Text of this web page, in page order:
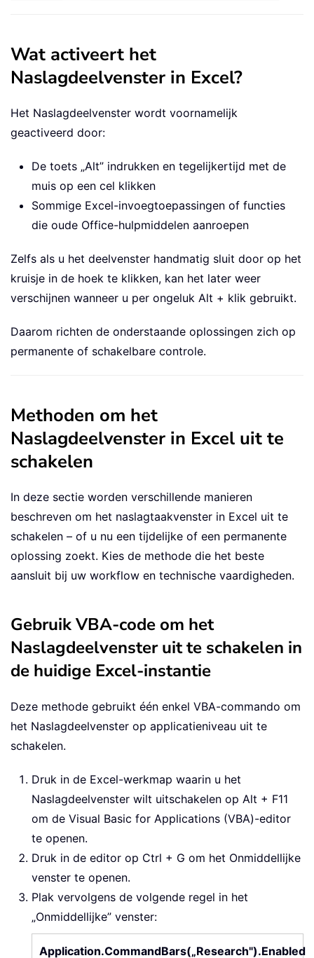
Wat activeert het
Naslagdeelvenster in Excel?
Het Naslagdeelvenster wordt voornamelijk
geactiveerd door:
De toets „Alt” indrukken en tegelijkertijd met de
muis op een cel klikken
Sommige Excel-invoegtoepassingen of functies
die oude Office-hulpmiddelen aanroepen
Zelfs als u het deelvenster handmatig sluit door op het
kruisje in de hoek te klikken, kan het later weer
verschijnen wanneer u per ongeluk Alt + klik gebruikt.
Daarom richten de onderstaande oplossingen zich op
permanente of schakelbare controle.
Methoden om het
Naslagdeelvenster in Excel uit te
schakelen
In deze sectie worden verschillende manieren
beschreven om het naslagtaakvenster in Excel uit te
schakelen – of u nu een tijdelijke of een permanente
oplossing zoekt. Kies de methode die het beste
aansluit bij uw workflow en technische vaardigheden.
Gebruik VBA-code om het
Naslagdeelvenster uit te schakelen in
de huidige Excel-instantie
Deze methode gebruikt één enkel VBA-commando om
het Naslagdeelvenster op applicatieniveau uit te
schakelen.
Druk in de Excel-werkmap waarin u het
Naslagdeelvenster wilt uitschakelen op Alt + F11
om de Visual Basic for Applications (VBA)-editor
te openen.
Druk in de editor op Ctrl + G om het Onmiddellijke
venster te openen.
Plak vervolgens de volgende regel in het
„Onmiddellijke” venster:
Application.CommandBars(„Research").Enabled